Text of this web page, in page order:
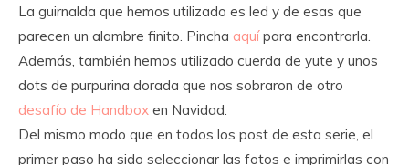
La guirnalda que hemos utilizado es led y de esas que
parecen un alambre finito. Pincha aquípara encontrarla.
Además, también hemos utilizado cuerda de yute y unos
dots de purpurina dorada que nos sobraron de otro
desafío de Handbox en Navidad.
Del mismo modo que en todos los post de esta serie, el
primer paso ha sido seleccionar las fotos e imprimirlas con